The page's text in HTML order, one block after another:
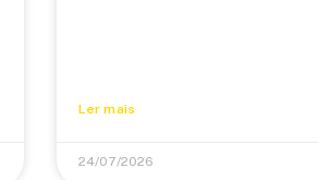
Ler mais
24/07/2026